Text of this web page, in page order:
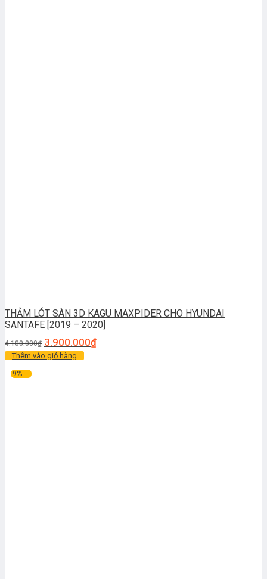
THẢM LÓT SÀN 3D KAGU MAXPIDER CHO HYUNDAI
SANTAFE [2019 – 2020]
4.100.000₫ 3.900.000₫
Thêm vào giỏ hàng
-9%